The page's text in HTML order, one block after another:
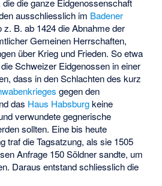
die ganze Eidgenossenschaft
ausschliesslich im Badener
z. B. ab 1424 die Abnahme der
Gemeinen Herrschaften,
über Krieg und Frieden. So etwa
Schweizer Eidgenossen in einer
dass in den Schlachten des kurz
gegen den
das Haus Habsburgkeine
verwundete gegnerische
sollten. Eine bis heute
traf die Tagsatzung, als sie 1505
Anfrage 150 Söldner sandte, um
Daraus entstand schliesslich die